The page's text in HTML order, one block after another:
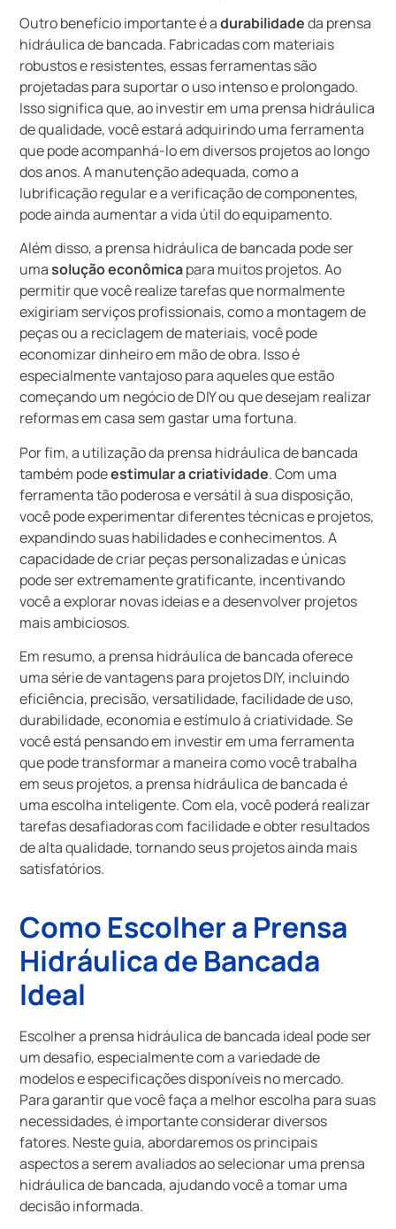
Outro benefício importante é adurabilidadeda prensa
hidráulica de bancada. Fabricadas com materiais
robustos e resistentes, essas ferramentas são
projetadas para suportar o uso intenso e prolongado.
Isso significa que, ao investir em uma prensa hidráulica
de qualidade, você estará adquirindo uma ferramenta
que pode acompanhá-lo em diversos projetos ao longo
dos anos. A manutenção adequada, como a
lubrificação regular e a verificação de componentes,
pode ainda aumentar a vida útil do equipamento.
Além disso, a prensa hidráulica de bancada pode ser
umasolução econômicapara muitos projetos. Ao
permitir que você realize tarefas que normalmente
exigiriam serviços profissionais, como a montagem de
peças ou a reciclagem de materiais, você pode
economizar dinheiro em mão de obra. Isso é
especialmente vantajoso para aqueles que estão
começando um negócio de DIY ou que desejam realizar
reformas em casa sem gastar uma fortuna.
Por fim, a utilização da prensa hidráulica de bancada
também podeestimular a criatividade. Com uma
ferramenta tão poderosa e versátil à sua disposição,
você pode experimentar diferentes técnicas e projetos,
expandindo suas habilidades e conhecimentos. A
capacidade de criar peças personalizadas e únicas
pode ser extremamente gratificante, incentivando
você a explorar novas ideias e a desenvolver projetos
mais ambiciosos.
Em resumo, a prensa hidráulica de bancada oferece
uma série de vantagens para projetos DIY, incluindo
eficiência, precisão, versatilidade, facilidade de uso,
durabilidade, economia e estímulo à criatividade. Se
você está pensando em investir em uma ferramenta
que pode transformar a maneira como você trabalha
em seus projetos, a prensa hidráulica de bancada é
uma escolha inteligente. Com ela, você poderá realizar
tarefas desafiadoras com facilidade e obter resultados
de alta qualidade, tornando seus projetos ainda mais
satisfatórios.
Como Escolher a Prensa
Hidráulica de Bancada
Ideal
Escolher a prensa hidráulica de bancada ideal pode ser
um desafio, especialmente com a variedade de
modelos e especificações disponíveis no mercado.
Para garantir que você faça a melhor escolha para suas
necessidades, é importante considerar diversos
fatores. Neste guia, abordaremos os principais
aspectos a serem avaliados ao selecionar uma prensa
hidráulica de bancada, ajudando você a tomar uma
decisão informada.